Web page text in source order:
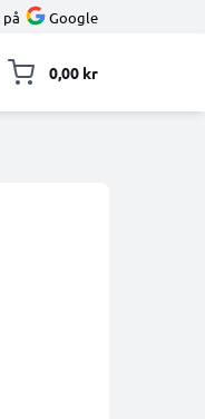
på Google
0,00 kr